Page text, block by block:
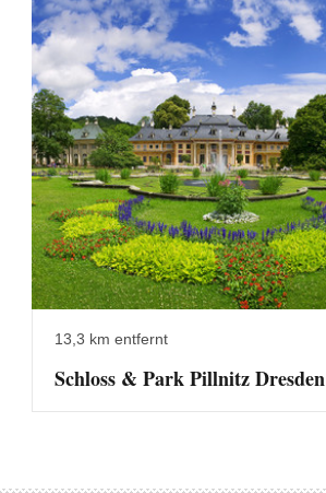
13,3 km entfernt
Schloss & Park Pillnitz Dresden